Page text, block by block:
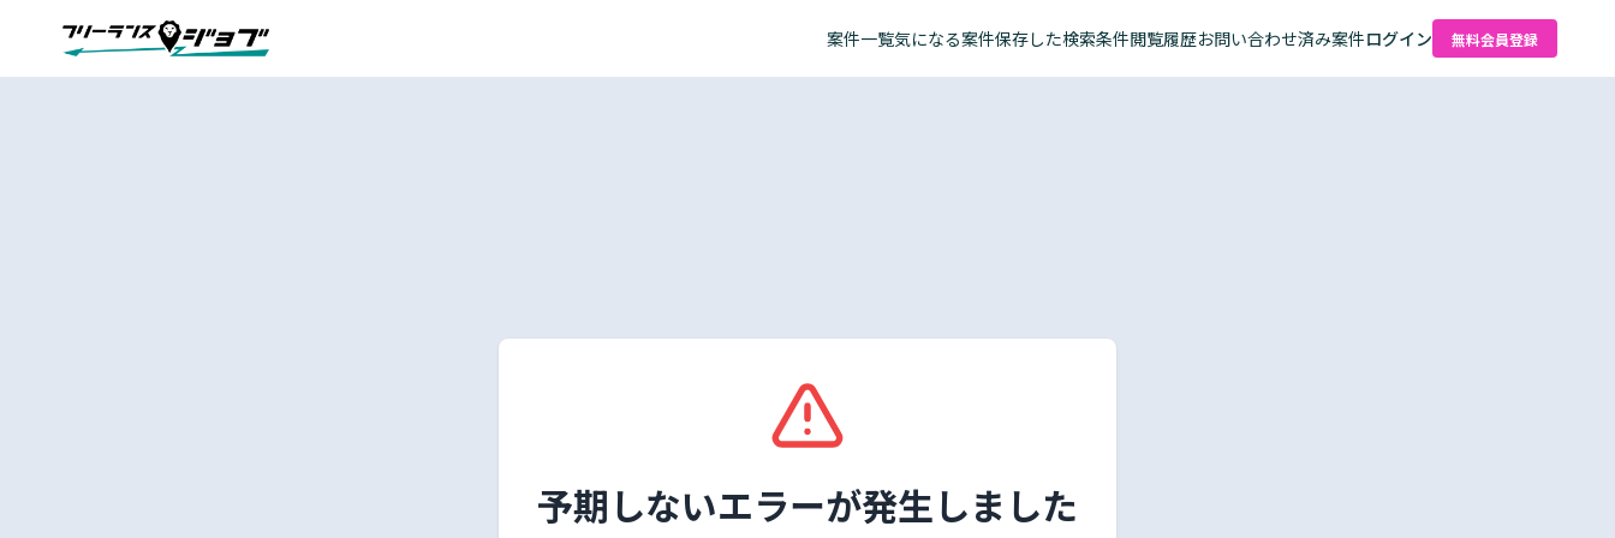
案件一覧気になる案件保存した検索条件閲覧履歴お問い合わせ済み案件ログイン 無料会員登録
予期しないエラーが発生しました